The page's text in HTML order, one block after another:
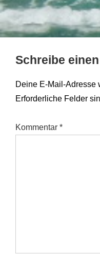
Schreibe
Deine E-Mail-Adresse
Erforderliche Felder
Kommentar *